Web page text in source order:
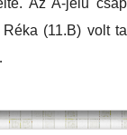
Az A-jelű
(11.B) volt